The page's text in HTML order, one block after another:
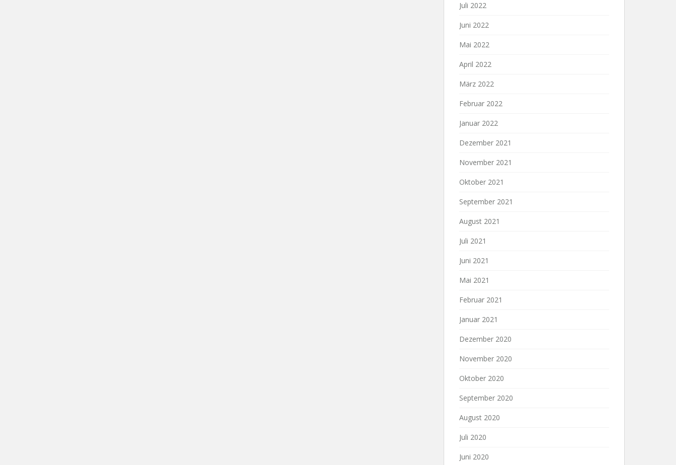
Juli 2022
Juni 2022
Mai 2022
April 2022
März 2022
Februar 2022
Januar 2022
Dezember 2021
November 2021
Oktober 2021
September 2021
August 2021
Juli 2021
Juni 2021
Mai 2021
Februar 2021
Januar 2021
Dezember 2020
November 2020
Oktober 2020
September 2020
August 2020
Juli 2020
Juni 2020